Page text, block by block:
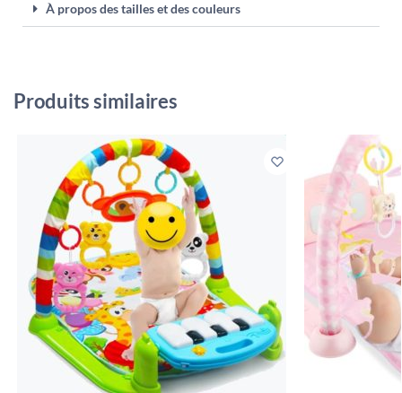
À propos des tailles et des couleurs
Produits similaires